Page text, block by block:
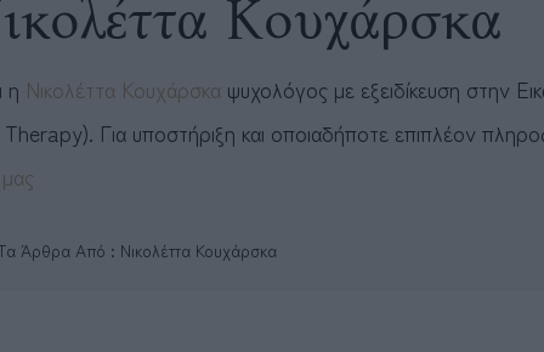
Κουχάρσκα
η Νικολέττα Κουχάρσκα ψυχολόγος με εξειδίκευση στην
Για υποστήριξη και οποιαδήποτε επιπλέον
Άρθρα Από : Νικολέττα Κουχάρσκα